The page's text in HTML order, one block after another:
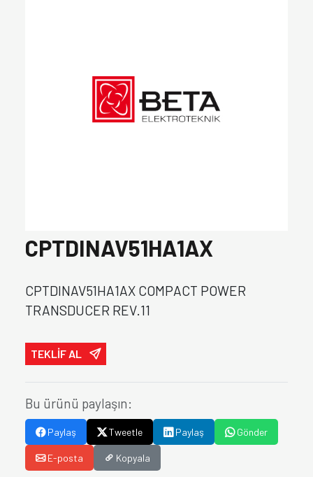
CPTDINAV51HA1AX
CPTDINAV51HA1AX COMPACT POWER
TRANSDUCER REV.11
TEKLİF AL
Bu ürünü paylaşın:
Paylaş Tweetle Paylaş Gönder
E-posta Kopyala